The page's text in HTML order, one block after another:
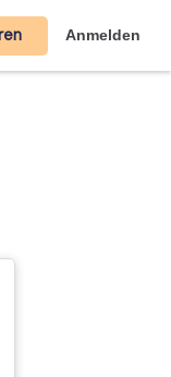
Anmelden